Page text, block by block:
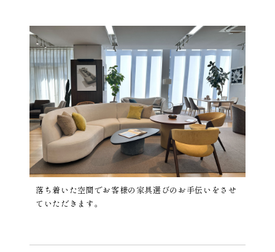
落ち着いた空間でお客様の家具選びのお手伝いをさせ
ていただきます。